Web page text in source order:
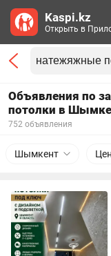
Объявления по
потолки в
752 объявления
Шымкент
Kaspi.kz
Открыть в